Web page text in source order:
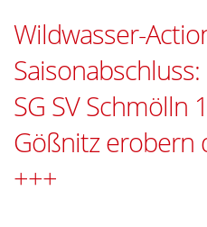
Wildwasser-
SG SV Schmölln
Gößnitz erobern
+++